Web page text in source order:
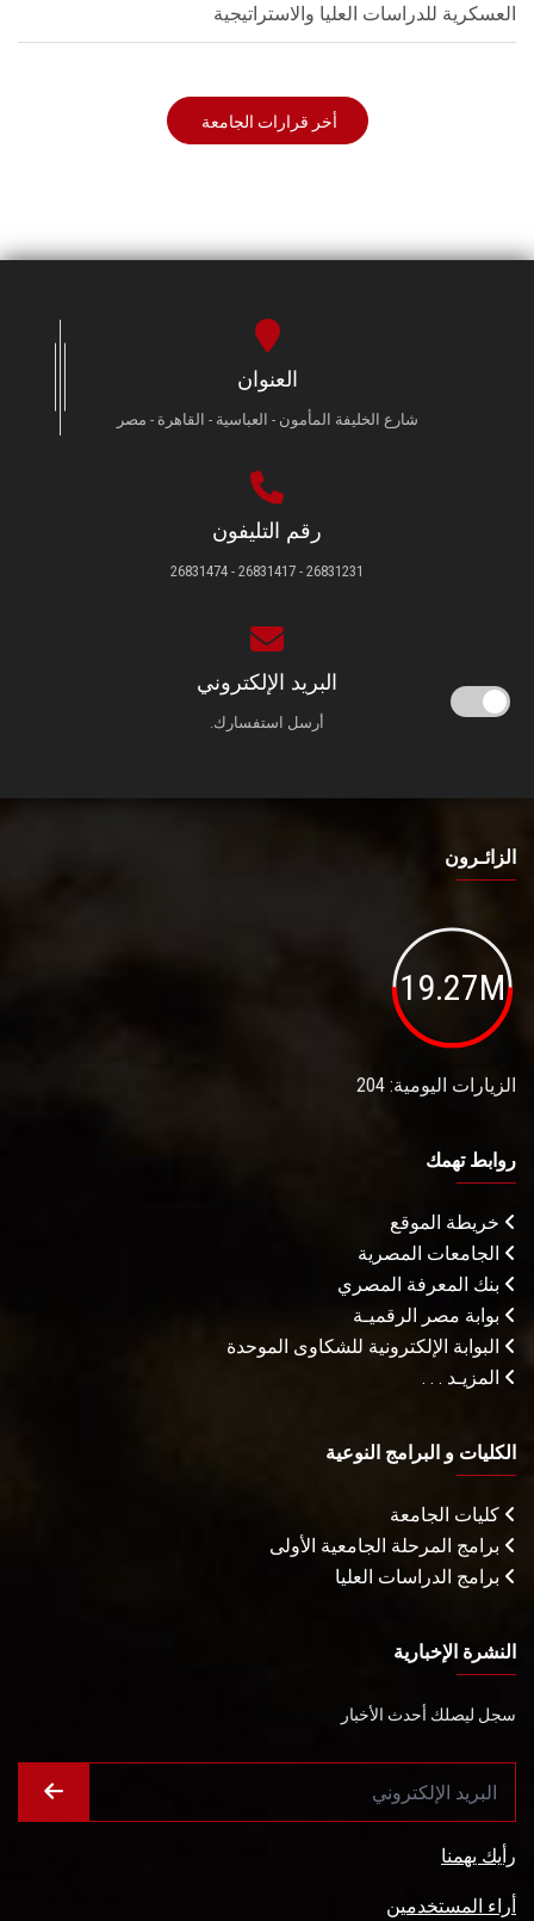
العسكرية للدراسات العليا والاستراتيجية
أخر قرارات الجامعة
العنوان
شارع الخليفة المأمون - العباسية - القاهرة - مصر
رقم التليفون
26831231 - 26831417 - 26831474
البريد الإلكتروني
أرسل استفسارك.
الزائـرون
19.27M
الزيارات اليومية: 204
روابط تهمك
خريطة الموقع
الجامعات المصرية
بنك المعرفة المصري
بوابة مصر الرقميـة
البوابة الإلكترونية للشكاوى الموحدة
المزيـد . . .
الكليات و البرامج النوعية
كليات الجامعة
برامج المرحلة الجامعية الأولى
برامج الدراسات العليا
النشرة الإخبارية
سجل ليصلك أحدث الأخبار
رأيك يهمنا
أراء المستخدمين